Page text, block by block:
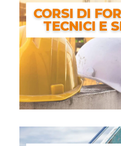
CORSI DI
TECNICI E
CORSI DI
TECNICI E